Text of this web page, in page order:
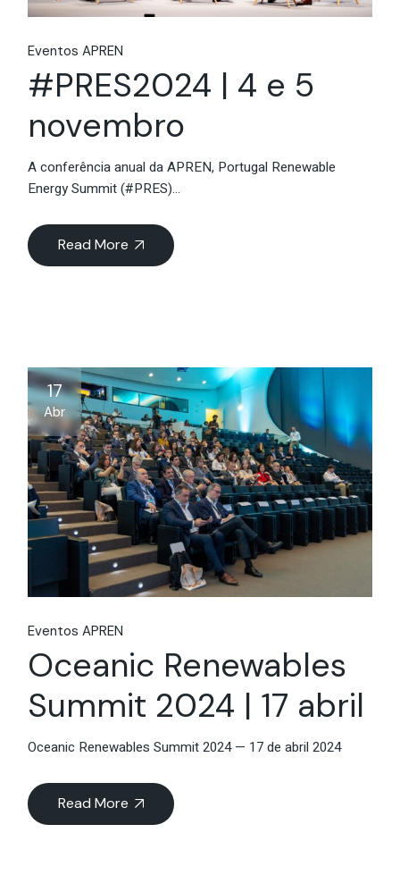
Eventos APREN
#PRES2024 | 4 e 5
novembro
A conferência anual da APREN, Portugal Renewable
Energy Summit (#PRES)...
Read More
17
Abr
Eventos APREN
Oceanic Renewables
Summit 2024 | 17 abril
Oceanic Renewables Summit 2024 — 17 de abril 2024
Read More